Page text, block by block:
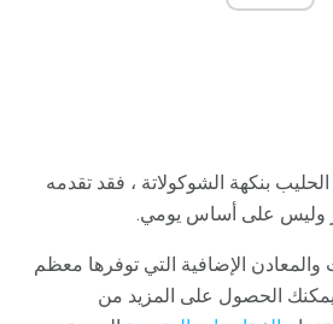
بنكهة الشوكولاتة ، فقد تقدمه
وليس على أساس يومي.
والمعادن الإضافية التي توفرها معظم
يمكنك الحصول على المزيد من